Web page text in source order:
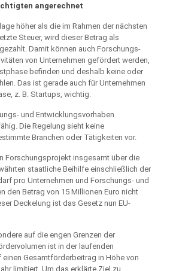
angerechnet
höher als die im Rahmen der nächsten
Steuer, wird dieser Betrag als
Damit können auch Forschungs-
von Unternehmen gefördert werden,
befinden und deshalb keine oder
Das ist gerade auch für Unternehmen
z. B. Startups, wichtig.
und Entwicklungsvorhaben
Die Regelung sieht keine
Branchen oder Tätigkeiten vor.
Forschungsprojekt insgesamt über die
staatliche Beihilfe einschließlich der
pro Unternehmen und Forschungs- und
den Betrag von 15 Millionen Euro nicht
Deckelung ist das Gesetz nun EU-
auf die engen Grenzen der
ist in der laufenden
Gesamtförderbeitrag in Höhe von
limitiert. Um das erklärte Ziel zu